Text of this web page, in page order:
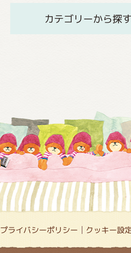
カテゴリーから探
プライバシーポリシー クッキー設